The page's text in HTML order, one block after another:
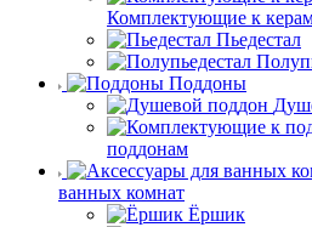
Комплектующие к
Пьедестал
Поддоны
поддонам
ванных комнат
Ёршик